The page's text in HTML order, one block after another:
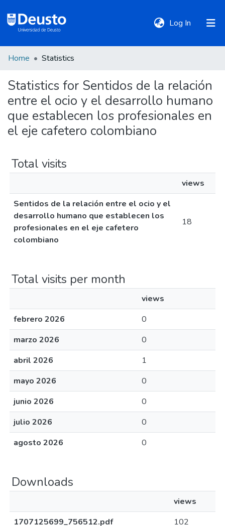
Log In (current)
Communities
&
Collections
Policies
Home Statistics
Statistics for Sentidos de la relación
entre el ocio y el desarrollo humano
que establecen los profesionales en
el eje cafetero colombiano
Total visits
views
Sentidos de la relación entre el ocio y el
desarrollo humano que establecen los
profesionales en el eje cafetero
colombiano
18
Total visits per month
views
febrero 2026
0
marzo 2026
0
abril 2026
1
mayo 2026
0
junio 2026
0
julio 2026
0
agosto 2026
0
Downloads
views
1707125699_756512.pdf
102